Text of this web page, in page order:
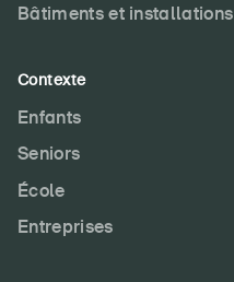
Bâtiments et installations
Contexte
Enfants
Seniors
École
Entreprises